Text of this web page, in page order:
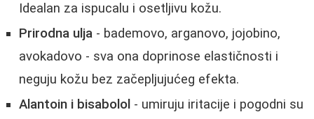
Idealan za ispucalu i osetljivu kožu.
Prirodna ulja - bademovo, arganovo, jojobino,
avokadovo - sva ona doprinose elastičnosti i
neguju kožu bez začepljujućeg efekta.
Alantoin i bisabolol - umiruju iritacije i pogodni su